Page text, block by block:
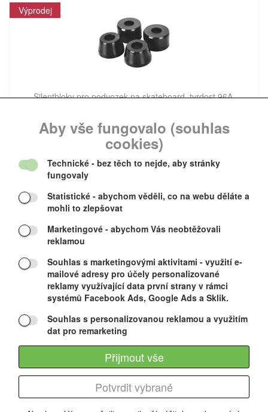
Aby vše fungovalo (souhlas
cookies)
Technické - bez těch to nejde, aby stránky
fungovaly
Statistické - abychom věděli, co na webu děláte a
mohli to zlepšovat
Marketingové - abychom Vás neobtěžovali
reklamou
Souhlas s marketingovými aktivitami - využití e-
mailové adresy pro účely personalizované
reklamy využívající data první strany v rámci
systémů Facebook Ads, Google Ads a Sklik.
Souhlas s personalizovanou reklamou a využitím
dat pro remarketing
Potvrdit vybrané
Přijmout vše
Výprodej
Silentbloky pro podvozek na skateboard, tvrdost 96A,
GRIP tape 40" heavy duty
Náhradní grip na longboard. Velikost: 28x102 cm
350 CZK